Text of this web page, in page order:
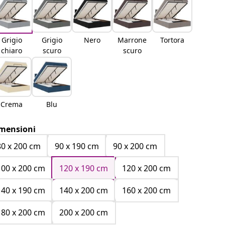
Grigio
chiaro
Grigio
scuro
Nero
Marrone
scuro
Tortora
Crema Blu
x 200 cm
90 x 190 cm
90 x 200 cm
x 200 cm
120 x 190 cm
120 x 200 cm
x 190 cm
140 x 200 cm
160 x 200 cm
x 200 cm
200 x 200 cm